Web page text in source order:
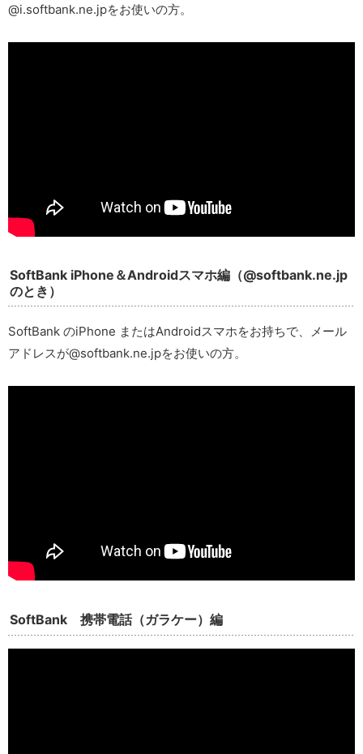
@i.softbank.ne.jpをお使いの方。
SoftBank iPhone＆Androidスマホ編（@softbank.ne.jp
のとき）
SoftBank のiPhone またはAndroidスマホをお持ちで、メール
アドレスが@softbank.ne.jpをお使いの方。
SoftBank 携帯電話（ガラケー）編